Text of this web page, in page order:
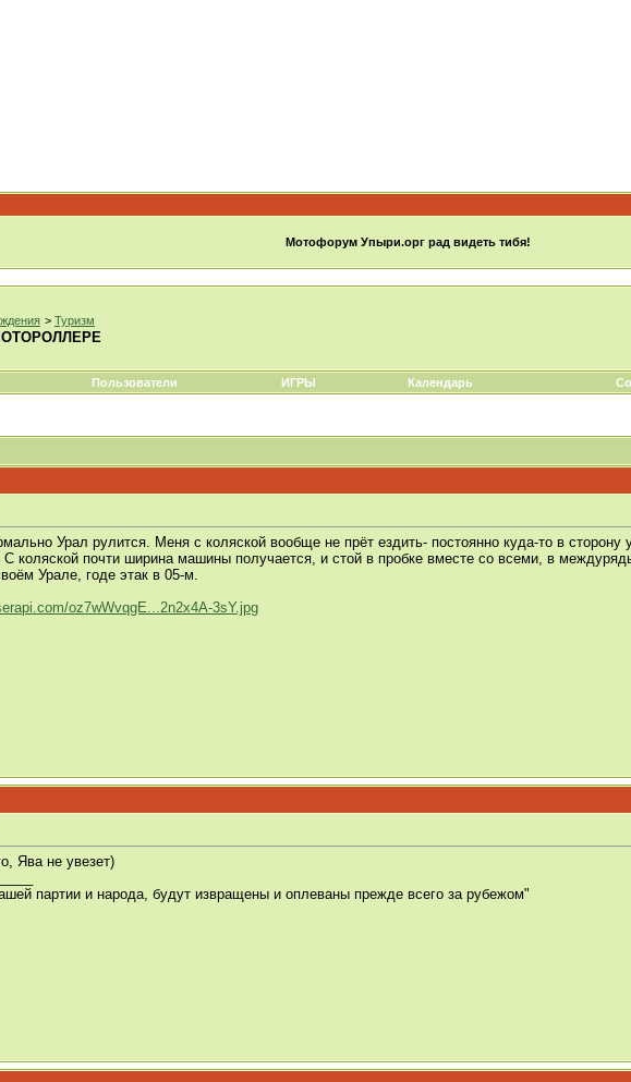
Мотофорум Упыри.орг рад видеть тибя!
> Туризм
Пользователи ИГРЫ Календарь
Урал рулится. Меня с коляской вообще не прёт ездить- постоянно куда-то в
С коляской почти ширина машины получается, и стой в пробке вместе со всеми, в
Урале, годе этак в 05-м.
oz7wWvqgE...2n2x4A-3sY.jpg
Ява не увезет)
партии и народа, будут извращены и оплеваны прежде всего за рубежом"